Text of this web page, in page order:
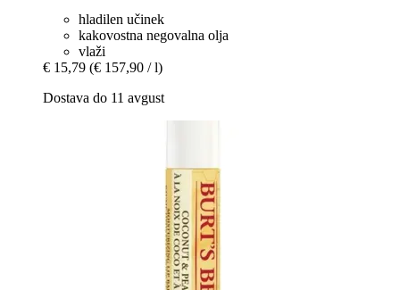
hladilen učinek
kakovostna negovalna olja
vlaži
€ 15,79 (€ 157,90 / l)
Dostava do 11 avgust